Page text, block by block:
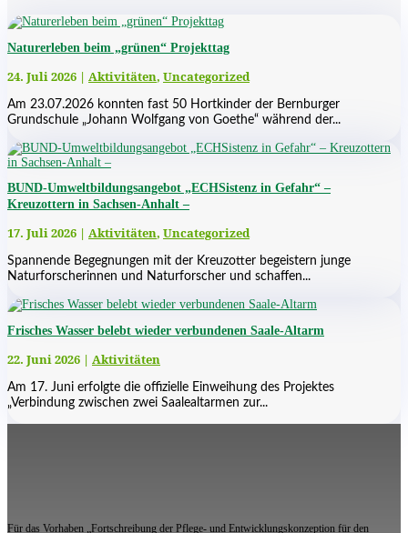
Naturerleben beim „grünen“ Projekttag
24. Juli 2026 | Aktivitäten, Uncategorized
Am 23.07.2026 konnten fast 50 Hortkinder der Bernburger
Grundschule „Johann Wolfgang von Goethe“ während der...
BUND-Umweltbildungsangebot „ECHSistenz in Gefahr“ –
Kreuzottern in Sachsen-Anhalt –
17. Juli 2026 | Aktivitäten, Uncategorized
Spannende Begegnungen mit der Kreuzotter begeistern junge
Naturforscherinnen und Naturforscher und schaffen...
Frisches Wasser belebt wieder verbundenen Saale-Altarm
22. Juni 2026 | Aktivitäten
Am 17. Juni erfolgte die offizielle Einweihung des Projektes
„Verbindung zwischen zwei Saalealtarmen zur...
Für das Vorhaben „Fortschreibung der Pflege- und Entwicklungskonzeption für den